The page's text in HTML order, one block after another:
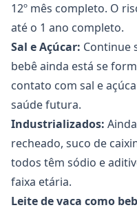
12º mês completo. O
até o 1 ano completo.
Sal e Açúcar: Continue
bebê ainda está se
contato com sal e
saúde futura.
Industrializados:
recheado, suco de
todos têm sódio e
faixa etária.
Leite de vaca como